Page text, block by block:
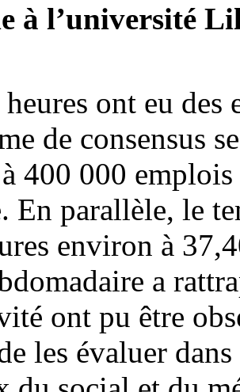
à l’université
ont eu
de consensus
400 000
En parallèle, le
environ à
a
ont pu être
les évaluer